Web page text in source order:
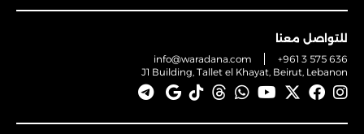
للتواصل معنا
info@waradana.com
+961 3 575 636
J1 Building, Tallet el Khayat, Beirut, Lebanon